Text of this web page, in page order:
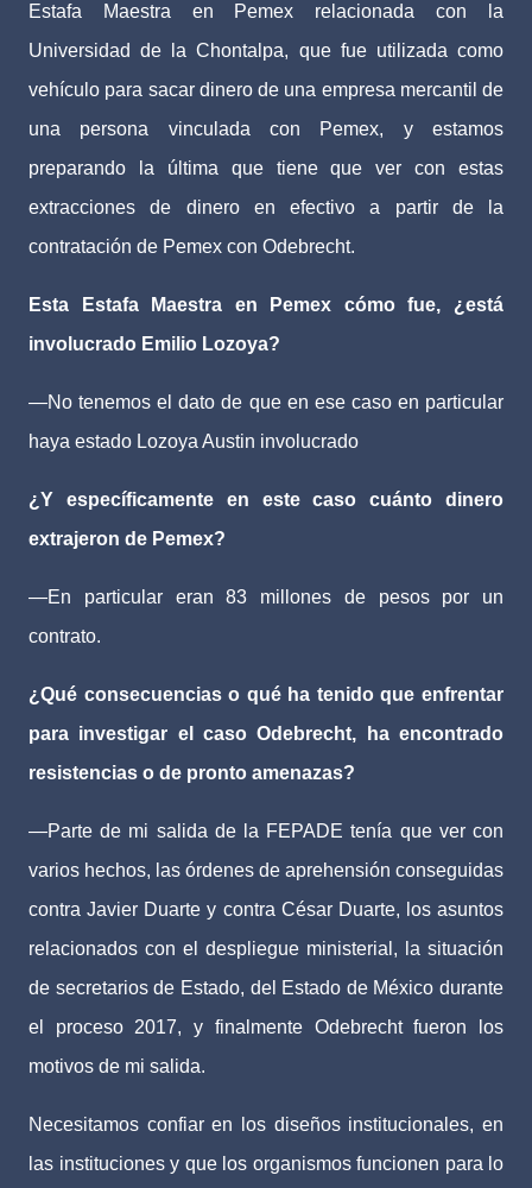
Estafa Maestra en Pemex relacionada con la
Universidad de la Chontalpa, que fue utilizada como
vehículo para sacar dinero de una empresa mercantil de
una persona vinculada con Pemex, y estamos
preparando la última que tiene que ver con estas
extracciones de dinero en efectivo a partir de la
contratación de Pemex con Odebrecht.
Esta Estafa Maestra en Pemex cómo fue, ¿está
involucrado Emilio Lozoya?
—No tenemos el dato de que en ese caso en particular
haya estado Lozoya Austin involucrado
¿Y específicamente en este caso cuánto dinero
extrajeron de Pemex?
—En particular eran 83 millones de pesos por un
contrato.
¿Qué consecuencias o qué ha tenido que enfrentar
para investigar el caso Odebrecht, ha encontrado
resistencias o de pronto amenazas?
—Parte de mi salida de la FEPADE tenía que ver con
varios hechos, las órdenes de aprehensión conseguidas
contra Javier Duarte y contra César Duarte, los asuntos
relacionados con el despliegue ministerial, la situación
de secretarios de Estado, del Estado de México durante
el proceso 2017, y finalmente Odebrecht fueron los
motivos de mi salida.
Necesitamos confiar en los diseños institucionales, en
las instituciones y que los organismos funcionen para lo